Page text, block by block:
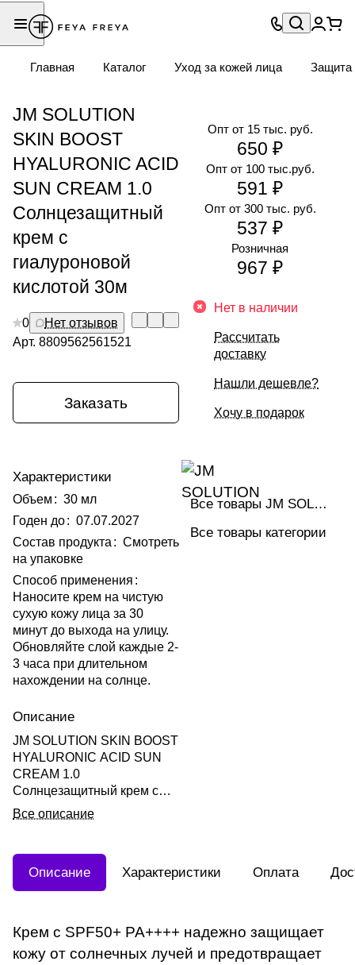
Главная Каталог Уход за кожей лица Защита
JM SOLUTION
SKIN BOOST
HYALURONIC ACID
SUN CREAM 1.0
Солнцезащитный
крем с
гиалуроновой
кислотой 30м
0
Нет отзывов
Арт. 8809562561521
Заказать
Характеристики
Объем : 30 мл
Годен до: 07.07.2027
Состав продукта : Смотреть
на упаковке
Способ применения :
Наносите крем на чистую
сухую кожу лица за 30
минут до выхода на улицу.
Обновляйте слой каждые 2-
3 часа при длительном
нахождении на солнце.
Описание
JM SOLUTION SKIN BOOST
HYALURONIC ACID SUN
CREAM 1.0
Солнцезащитный крем с
гиалуроновой кислотой 30м
Все описание
Опт от 300 тыс. руб.
537 ₽
Опт от 15 тыс. руб.
650 ₽
Опт от 100 тыс.руб.
591 ₽
Розничная
967 ₽
Нет в наличии
Рассчитать
доставку
Нашли дешевле?
Хочу в подарок
Все товары JM SOLUTION
Все товары категории
Описание Характеристики Оплата
Крем с SPF50+ PA++++ надежно защищает
кожу от солнечных лучей и предотвращает